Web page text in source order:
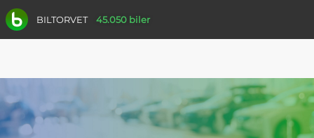
BILTORVET 45.050 biler